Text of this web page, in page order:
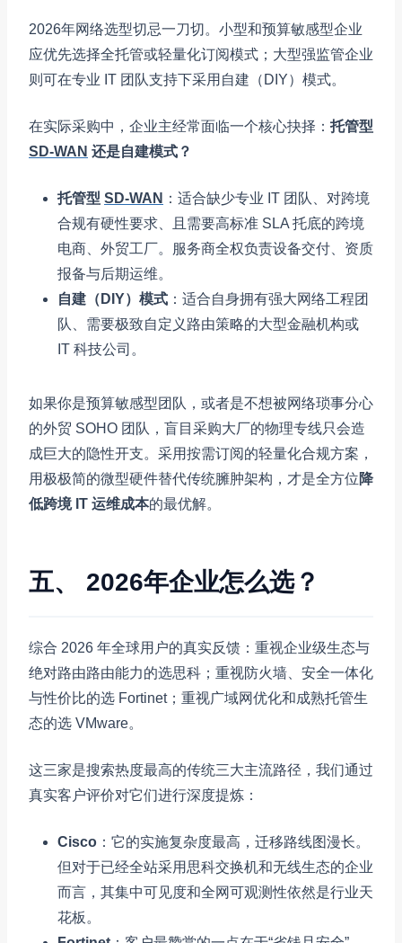
2026年网络选型切忌一刀切。小型和预算敏感型企业
应优先选择全托管或轻量化订阅模式；大型强监管企业
则可在专业 IT 团队支持下采用自建（DIY）模式。
在实际采购中，企业主经常面临一个核心抉择： 托管型
SD-WAN 还是自建模式？
托管型 SD-WAN ：适合缺少专业 IT 团队、对跨境
合规有硬性要求、且需要高标准 SLA 托底的跨境
电商、外贸工厂。服务商全权负责设备交付、资质
报备与后期运维。
自建（DIY）模式 ：适合自身拥有强大网络工程团
队、需要极致自定义路由策略的大型金融机构或
IT 科技公司。
如果你是预算敏感型团队，或者是不想被网络琐事分心
的外贸 SOHO 团队，盲目采购大厂的物理专线只会造
成巨大的隐性开支。采用按需订阅的轻量化合规方案，
用极极简的微型硬件替代传统臃肿架构，才是全方位降
低跨境 IT 运维成本的最优解。
五、 2026年企业怎么选？
综合 2026 年全球用户的真实反馈：重视企业级生态与
绝对路由路由能力的选思科；重视防火墙、安全一体化
与性价比的选 Fortinet；重视广域网优化和成熟托管生
态的选 VMware。
这三家是搜索热度最高的传统三大主流路径，我们通过
真实客户评价对它们进行深度提炼：
Cisco ：它的实施复杂度最高，迁移路线图漫长。
但对于已经全站采用思科交换机和无线生态的企业
而言，其集中可见度和全网可观测性依然是行业天
花板。